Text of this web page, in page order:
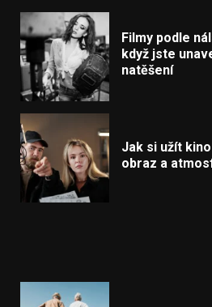
Filmy podle
když jste
natěšení
Jak si užít
obraz a